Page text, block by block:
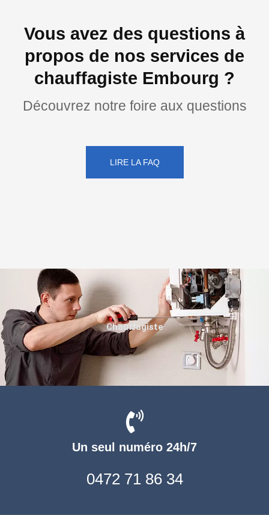
Vous avez des questions à
propos de nos services de
chauffagiste Embourg ?
Découvrez notre foire aux questions
LIRE LA FAQ
Un seul numéro 24h/7
0472 71 86 34
Chauffagiste